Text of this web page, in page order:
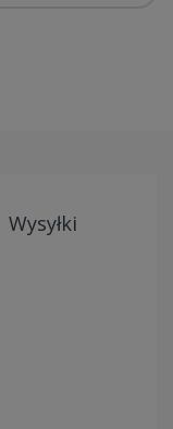
Wysyłki